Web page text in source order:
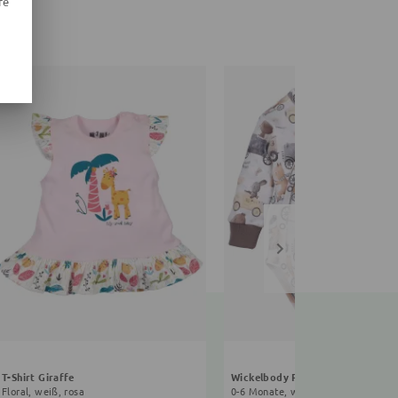
T-Shirt Giraffe
Floral, weiß, rosa
Wickelbody Fahrrad
0-6 Monate, weiß